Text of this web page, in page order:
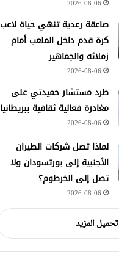
2026-08-06
صاعقة رعدية تنهي حياة لاعب
كرة قدم داخل الملعب أمام
زملائه والجماهير
2026-08-06
طرد مستشار حميدتي على
مغادرة فعالية ثقافية ببريطانيا
2026-08-06
لماذا تصل شركات الطيران
الأجنبية إلى بورتسودان ولا
تصل إلى الخرطوم؟
2026-08-06
تحميل المزيد